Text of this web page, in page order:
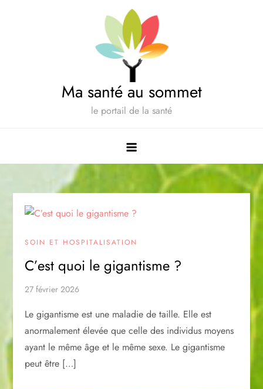
Ma santé au sommet
le portail de la santé
SOIN ET HOSPITALISATION
C’est quoi le gigantisme ?
27 février 2026
Le gigantisme est une maladie de taille. Elle est
anormalement élevée que celle des individus moyens
ayant le même âge et le même sexe. Le gigantisme
peut être […]